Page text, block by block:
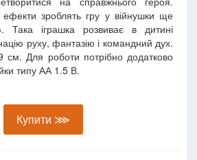
ефекти зроблять гру у війнушки ще
Така іграшка розвиває в дитині
руху, фантазію і командний дух.
см. Для роботи потрібно додатково
типу АА 1.5 В.
Купити ⋙